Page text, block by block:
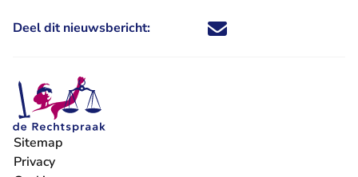
Deel dit nieuwsbericht: Deel dit nieuwsbericht via X -
Deel dit nieuwsbericht via
Deel dit nieuwsbericht
Deel dit
Sitemap
Privacy